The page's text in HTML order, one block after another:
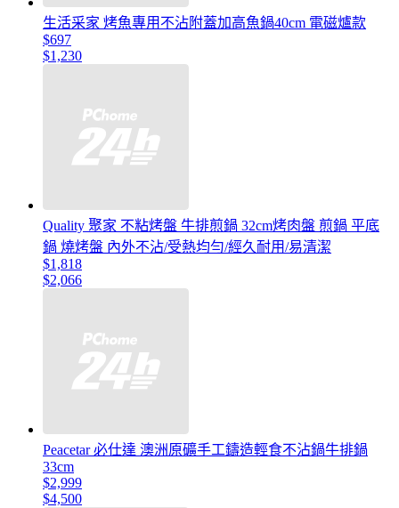
生活采家 烤魚專用不沾附蓋加高魚鍋40cm 電磁爐款
$697
$1,230
Quality 聚家 不粘烤盤 牛排煎鍋 32cm烤肉盤 煎鍋 平底
鍋 燒烤盤 內外不沾/受熱均勻/經久耐用/易清潔
$1,818
$2,066
Peacetar 必仕達 澳洲原礦手工鑄造輕食不沾鍋牛排鍋
33cm
$2,999
$4,500